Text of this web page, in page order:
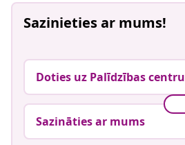
Sazinieties ar mums!
Doties uz Palīdzības centru
Sazināties ar mums